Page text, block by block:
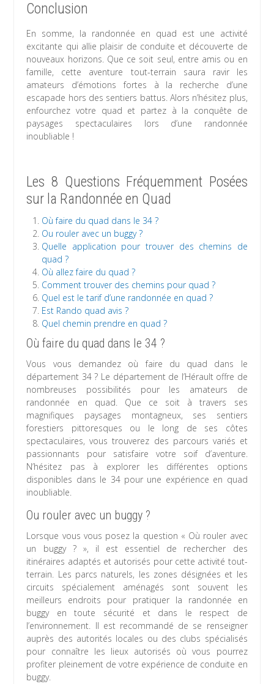
Conclusion
En somme, la randonnée en quad est une activité
excitante qui allie plaisir de conduite et découverte de
nouveaux horizons. Que ce soit seul, entre amis ou en
famille, cette aventure tout-terrain saura ravir les
amateurs d’émotions fortes à la recherche d’une
escapade hors des sentiers battus. Alors n’hésitez plus,
enfourchez votre quad et partez à la conquête de
paysages spectaculaires lors d’une randonnée
inoubliable !
Les 8 Questions Fréquemment Posées
sur la Randonnée en Quad
Où faire du quad dans le 34 ?
Ou rouler avec un buggy ?
Quelle application pour trouver des chemins de
quad ?
Où allez faire du quad ?
Comment trouver des chemins pour quad ?
Quel est le tarif d’une randonnée en quad ?
Est Rando quad avis ?
Quel chemin prendre en quad ?
Où faire du quad dans le 34 ?
Vous vous demandez où faire du quad dans le
département 34 ? Le département de l’Hérault offre de
nombreuses possibilités pour les amateurs de
randonnée en quad. Que ce soit à travers ses
magnifiques paysages montagneux, ses sentiers
forestiers pittoresques ou le long de ses côtes
spectaculaires, vous trouverez des parcours variés et
passionnants pour satisfaire votre soif d’aventure.
N’hésitez pas à explorer les différentes options
disponibles dans le 34 pour une expérience en quad
inoubliable.
Ou rouler avec un buggy ?
Lorsque vous vous posez la question « Où rouler avec
un buggy ? », il est essentiel de rechercher des
itinéraires adaptés et autorisés pour cette activité tout-
terrain. Les parcs naturels, les zones désignées et les
circuits spécialement aménagés sont souvent les
meilleurs endroits pour pratiquer la randonnée en
buggy en toute sécurité et dans le respect de
l’environnement. Il est recommandé de se renseigner
auprès des autorités locales ou des clubs spécialisés
pour connaître les lieux autorisés où vous pourrez
profiter pleinement de votre expérience de conduite en
buggy.